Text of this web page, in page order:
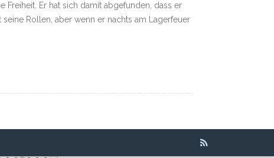
Er hat sich damit abgefunden, dass er
Rollen, aber wenn er nachts am Lagerfeuer